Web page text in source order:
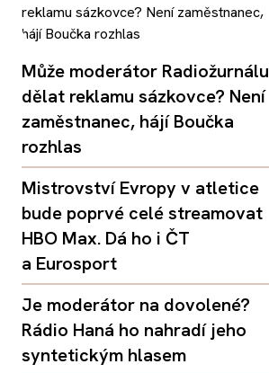
Může moderátor Radiožurnálu
dělat reklamu sázkovce? Není
zaměstnanec, hájí Boučka
rozhlas
Mistrovství Evropy v atletice
bude poprvé celé streamovat
HBO Max. Dá ho i ČT
a Eurosport
Je moderátor na dovolené?
Rádio Haná ho nahradí jeho
syntetickým hlasem